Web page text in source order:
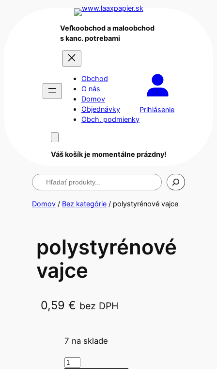
Veľkoobchod a maloobchod
s kanc. potrebami
Obchod
O nás
Domov
Objednávky
Obch. podmienky
Prihlásenie
Váš košík je momentálne prázdny!
Hľadanie
Domov / Bez kategórie / polystyrénové vajce
polystyrénové
vajce
0,59€ bez DPH
7 na sklade
m